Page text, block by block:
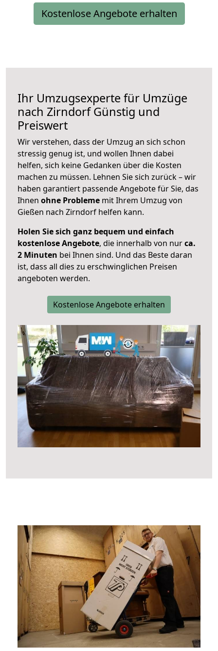
Kostenlose Angebote erhalten
Ihr Umzugsexperte für Umzüge
nach ZirndorfGünstig und
Preiswert
Wir verstehen, dass der Umzug an sich schon
stressig genug ist, und wollen Ihnen dabei
helfen, sich keine Gedanken über die Kosten
machen zu müssen. Lehnen Sie sich zurück – wir
haben garantiert passende Angebote für Sie, das
Ihnen ohne Probleme mit Ihrem Umzug von
Gießen nach Zirndorf helfen kann.
Holen Sie sich ganz bequem und einfach
kostenlose Angebote, die innerhalb von nurca.
2 Minuten bei Ihnen sind. Und das Beste daran
ist, dass all dies zu erschwinglichen Preisen
angeboten werden.
Kostenlose Angebote erhalten